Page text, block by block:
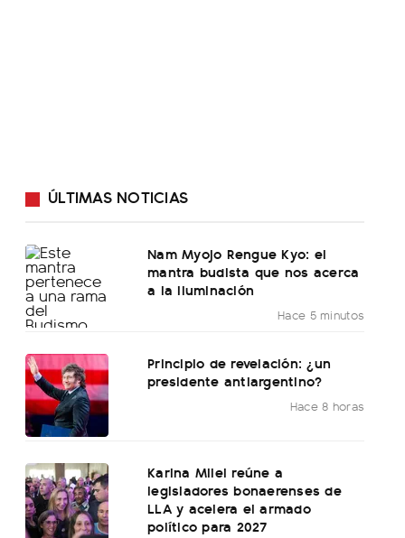
ÚLTIMAS NOTICIAS
Nam Myojo Rengue Kyo: el
mantra budista que nos acerca
a la iluminación
Hace 5 minutos
Principio de revelación: ¿un
presidente antiargentino?
Hace 8 horas
Karina Milei reúne a
legisladores bonaerenses de
LLA y acelera el armado
político para 2027